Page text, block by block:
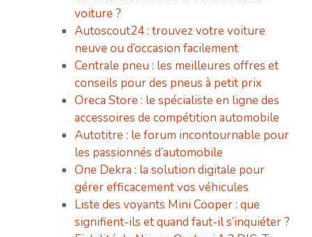
voiture ?
Autoscout24 : trouvez votre voiture
neuve ou d’occasion facilement
Centrale pneu : les meilleures offres et
conseils pour des pneus à petit prix
Oreca Store : le spécialiste en ligne des
accessoires de compétition automobile
Autotitre : le forum incontournable pour
les passionnés d’automobile
One Dekra : la solution digitale pour
gérer efficacement vos véhicules
Liste des voyants Mini Cooper : que
signifient-ils et quand faut-il s’inquiéter ?